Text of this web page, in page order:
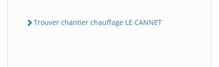
Trouver chantier chauffage LE CANNET